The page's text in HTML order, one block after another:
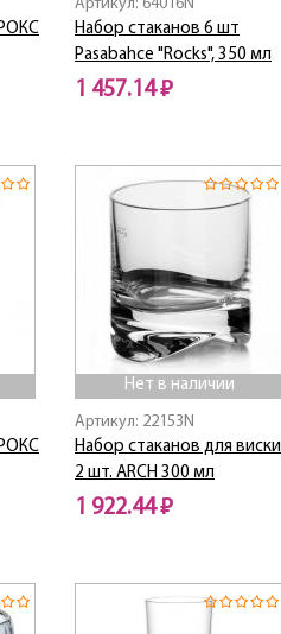
Артикул: 64016N
Набор стаканов 6 шт
Pasabahce "Rocks", 350 мл
1 457.14 ₽
Нет в наличии
Артикул: 22153N
Набор стаканов для виски
2 шт. ARCH 300 мл
1 922.44 ₽